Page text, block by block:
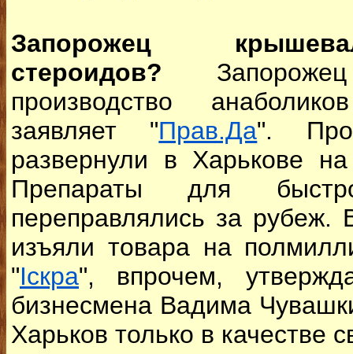
Запорожец
стероидов?
производство
заявляет "Прав.Да".
развернули в Харькове
Препараты для
переправлялись за рубеж.
изъяли товара на
"Іскра", впрочем,
бизнесмена Вадима
Харьков только в качестве